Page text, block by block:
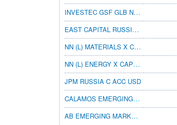
INVESTEC GSF GLB NTRL RES A ACC SGD HDG
EAST CAPITAL RUSSIA A USD
NN (L) MATERIALS X CAP CZK H I
NN (L) ENERGY X CAP CZK H I
JPM RUSSIA C ACC USD
CALAMOS EMERGING MARKETS A GBP ACC
AB EMERGING MARKETS GROWTH C AUD H